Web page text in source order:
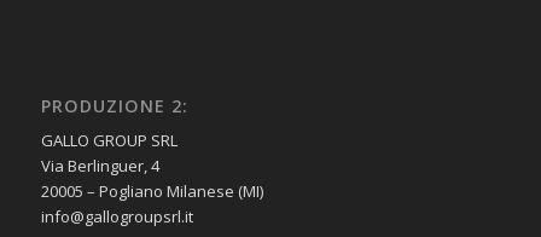
PRODUZIONE 2:
GALLO GROUP SRL
Via Berlinguer, 4
20005 – Pogliano Milanese (MI)
info@gallogroupsrl.it